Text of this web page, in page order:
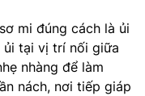
mi đúng cách là ủi
ủi tại vị trí nối giữa
nhàng để làm
nách, nơi tiếp giáp